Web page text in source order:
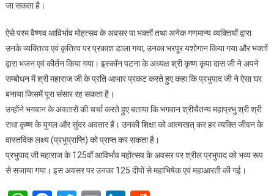
जा सकता है।
ऐसे परम वैष्णव आविर्भाव मोहत्सव के अवसर पा भक्तों तथा अनेक गणमान्य व्यक्तियों द्वारा
उनके व्यक्तित्व एवं कृतित्व पर प्रकाश डाला गया, उनका भरपूर यशोगान किया गया और भक्तों
द्वारा भजन एवं कीर्तन किया गया। इस्कॉन पटना के अध्यक्ष श्री कृष्ण कृपा दास जी ने अपने
सम्बोधन में श्री महाराज जी के प्रति आभार प्रकट करते हुए कहा कि प्रभुपाद जी ने ऐसा घर
बनाया जिसमें पूरा संसार रह सकता है।
उन्होंने भगवान के अवतारों की चर्चा करते हुए बताया कि भगवान श्रीचैतन्य महाप्रभु श्री श्री
राधा कृष्ण के युगल और सुंदर अवतार हैं। उनकी शिक्षा को आत्मसात् कर हर व्यक्ति जीवन के
वास्तविक लक्ष्य (प्रभुप्राप्ति) को प्राप्त कर सकता है।
प्रभुपाद जी महाराज के 125वाँ आविर्भाव महोत्सव के अवसर पर श्रील प्रभुपाद को भव्य रूप
से सजाया गया। इस अवसर पर उनका 125 दीपों से महाभिषेक एवं महाआरती की गई।